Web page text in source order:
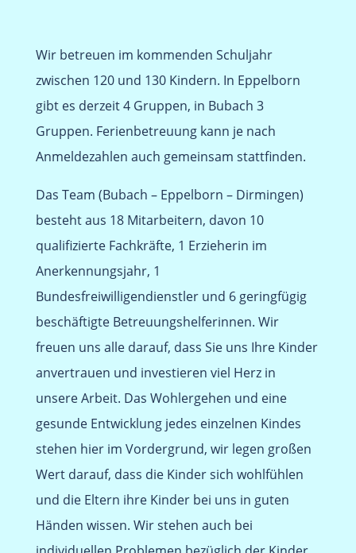
Wir betreuen im kommenden Schuljahr
zwischen 120 und 130 Kindern. In Eppelborn
gibt es derzeit 4 Gruppen, in Bubach 3
Gruppen. Ferienbetreuung kann je nach
Anmeldezahlen auch gemeinsam stattfinden.
Das Team (Bubach – Eppelborn – Dirmingen)
besteht aus 18 Mitarbeitern, davon 10
qualifizierte Fachkräfte, 1 Erzieherin im
Anerkennungsjahr, 1
Bundesfreiwilligendienstler und 6 geringfügig
beschäftigte Betreuungshelferinnen. Wir
freuen uns alle darauf, dass Sie uns Ihre Kinder
anvertrauen und investieren viel Herz in
unsere Arbeit. Das Wohlergehen und eine
gesunde Entwicklung jedes einzelnen Kindes
stehen hier im Vordergrund, wir legen großen
Wert darauf, dass die Kinder sich wohlfühlen
und die Eltern ihre Kinder bei uns in guten
Händen wissen. Wir stehen auch bei